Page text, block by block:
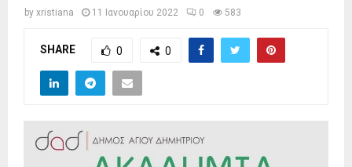
by xristiana 11 Ιανουαρίου 2022 0 583
SHARE 0 0